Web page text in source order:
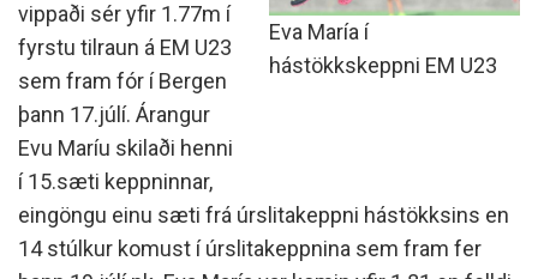
Eva María í
hástökkskeppni EM U23
vippaði sér yfir 1.77m í
fyrstu tilraun á EM U23
sem fram fór í Bergen
þann 17.júlí. Árangur
Evu Maríu skilaði henni
í 15.sæti keppninnar,
eingöngu einu sæti frá úrslitakeppni hástökksins en
14 stúlkur komust í úrslitakeppnina sem fram fer